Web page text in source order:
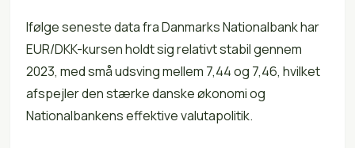
Ifølge seneste data fra Danmarks Nationalbank har
EUR/DKK-kursen holdt sig relativt stabil gennem
2023, med små udsving mellem 7,44 og 7,46, hvilket
afspejler den stærke danske økonomi og
Nationalbankens effektive valutapolitik.